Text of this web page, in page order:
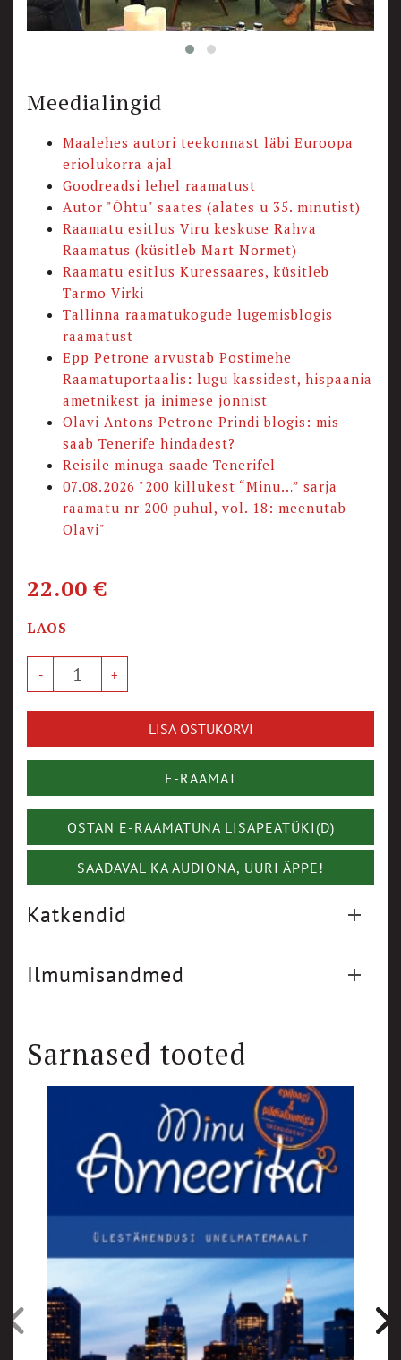
Meedialingid
Maalehes autori teekonnast läbi Euroopa
eriolukorra ajal
Goodreadsi lehel raamatust
Autor "Õhtu" saates (alates u 35. minutist)
Raamatu esitlus Viru keskuse Rahva
Raamatus (küsitleb Mart Normet)
Raamatu esitlus Kuressaares, küsitleb
Tarmo Virki
Tallinna raamatukogude lugemisblogis
raamatust
Epp Petrone arvustab Postimehe
Raamatuportaalis: lugu kassidest, hispaania
ametnikest ja inimese jonnist
Olavi Antons Petrone Prindi blogis: mis
saab Tenerife hindadest?
Reisile minuga saade Tenerifel
07.08.2026 "200 killukest “Minu…” sarja
raamatu nr 200 puhul, vol. 18: meenutab
Olavi"
22.00€
LAOS
LISA OSTUKORVI
E-RAAMAT
OSTAN E-RAAMATUNA LISAPEATÜKI(D)
SAADAVAL KA AUDIONA, UURI ÄPPE!
Katkendid
Ilmumisandmed
Sarnased tooted